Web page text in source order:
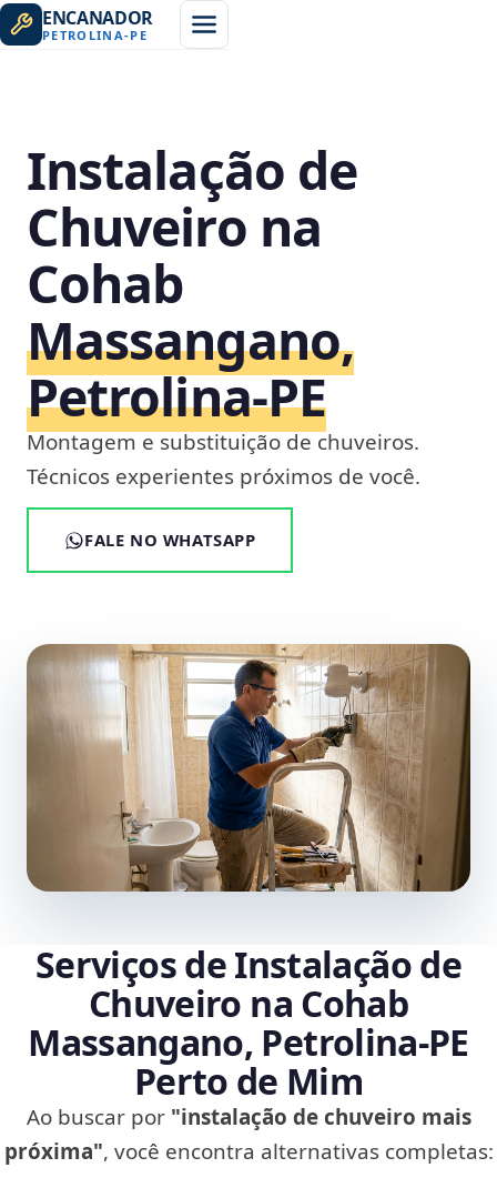
ENCANADOR
PETROLINA-PE
Instalação de
Chuveiro na
Cohab
Massangano,
Petrolina‑PE
Montagem e substituição de chuveiros.
Técnicos experientes próximos de você.
FALE NO WHATSAPP
Serviços de Instalação de
Chuveiro na Cohab
Massangano, Petrolina‑PE
Perto de Mim
Ao buscar por "instalação de chuveiro mais
próxima", você encontra alternativas completas: